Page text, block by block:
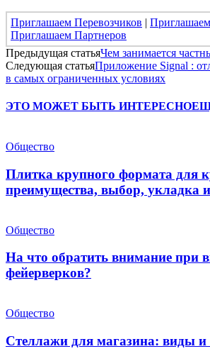
Приглашаем Перевозчиков |
Приглашаем Партнеров
Предыдущая статьяЧем занимается
Следующая статьяПриложение Signal :
в самых ограниченных условиях
ЭТО МОЖЕТ БЫТЬ ИНТЕРЕСНО
Общество
Плитка крупного формата для
преимущества, выбор, укладка
Общество
На что обратить внимание при
фейерверков?
Общество
Стеллажи для магазина: виды и